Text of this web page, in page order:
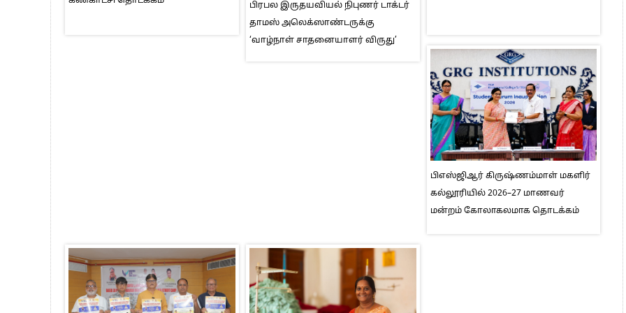
பிரபல இருதயவியல் நிபுணர் டாக்டர்
தாமஸ் அலெக்ஸாண்டருக்கு
‘வாழ்நாள் சாதனையாளர் விருது’
பிஎஸ்ஜிஆர் கிருஷ்ணம்மாள் மகளிர்
கல்லூரியில் 2026–27 மாணவர்
மன்றம் கோலாகலமாக தொடக்கம்